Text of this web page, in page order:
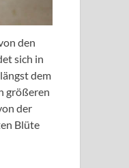
den
sich in
dem
größeren
der
Blüte